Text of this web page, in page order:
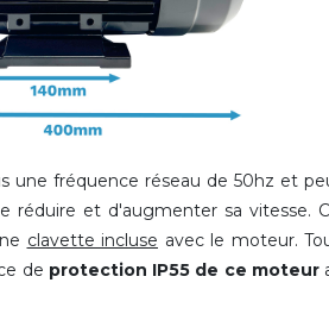
une fréquence réseau de 50hz et
réduire et d'augmenter sa vitesse.
clavette incluse avec le moteur.
de protection IP55 de ce moteur